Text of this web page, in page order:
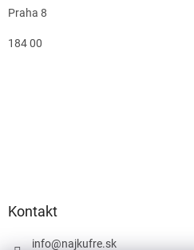
Praha 8
184 00
Kontakt
info@najkufre.sk